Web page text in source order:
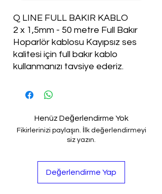
Q LINE FULL BAKIR KABLO
2 x 1,5mm - 50 metre Full Bakır
Hoparlör kablosu Kayıpsız ses
kalitesi için full bakır kablo
kullanmanızı tavsiye ederiz.
Henüz Değerlendirme Yok
Fikirlerinizi paylaşın. İlk değerlendirmeyi
siz yazın.
Değerlendirme Yap